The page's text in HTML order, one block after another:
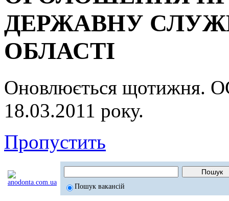
ДЕРЖАВНУ
ОБЛАСТІ
Оновлюється
18.03.2011 року.
Пропустить
Пошук вакансій